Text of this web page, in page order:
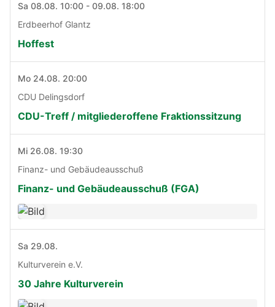
Sa 08.08. 10:00 - 09.08. 18:00
Erdbeerhof Glantz
Hoffest
Mo 24.08. 20:00
CDU Delingsdorf
CDU-Treff / mitgliederoffene Fraktionssitzung
Mi 26.08. 19:30
Finanz- und Gebäudeausschuß
Finanz- und Gebäudeausschuß (FGA)
Sa 29.08.
Kulturverein e.V.
30 Jahre Kulturverein